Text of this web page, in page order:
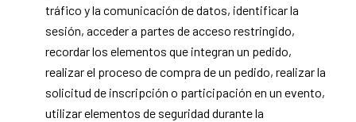
tráfico y la comunicación de datos, identificar la
sesión, acceder a partes de acceso restringido,
recordar los elementos que integran un pedido,
realizar el proceso de compra de un pedido, realizar la
solicitud de inscripción o participación en un evento,
utilizar elementos de seguridad durante la